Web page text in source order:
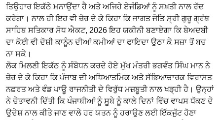
ਤਿਉਹਾਰ ਇਕੱਠੇ ਮਨਾਉਂਦਾ ਹੈ ਅਤੇ ਅਜਿਹੇ ਏਜੰਡਿਆਂ ਨੂੰ ਸਖ਼ਤੀ ਨਾਲ ਰੱਦ
ਕਰੇਗਾ। ਨਾਲ ਹੀ ਇਹ ਵੀ ਜ਼ੋਰ ਦੇ ਕੇ ਕਿਹਾ ਕਿ ਜਾਗਤ ਜੋਤਿ ਸ੍ਰੀ ਗੁਰੂ ਗ੍ਰੰਥ
ਸਾਹਿਬ ਸਤਿਕਾਰ ਸੋਧ ਐਕਟ, 2026 ਇਹ ਯਕੀਨੀ ਬਣਾਏਗਾ ਕਿ ਬੇਅਦਬੀ
ਦਾ ਕੋਈ ਵੀ ਦੋਸ਼ੀ ਕਾਨੂੰਨ ਦੀਆਂ ਕਮੀਆਂ ਦਾ ਫਾਇਦਾ ਉਠਾ ਕੇ ਸਜ਼ਾ ਤੋਂ ਬਚ
ਨਾ ਸਕੇ।
ਲੋਕ ਮਿਲਣੀ ਇਕੱਠ ਨੂੰ ਸੰਬੋਧਨ ਕਰਦੇ ਹੋਏ ਮੁੱਖ ਮੰਤਰੀ ਭਗਵੰਤ ਸਿੰਘ ਮਾਨ ਨੇ
ਜ਼ੋਰ ਦੇ ਕੇ ਕਿਹਾ ਕਿ ਪੰਜਾਬ ਦੀ ਅਧਿਆਤਮਿਕ ਅਤੇ ਸੱਭਿਆਚਾਰਕ ਵਿਰਾਸਤ
ਨਫ਼ਰਤ ਅਤੇ ਵੰਡ ਪਾਊ ਰਾਜਨੀਤੀ ਦੇ ਵਿਰੁੱਧ ਮਜ਼ਬੂਤੀ ਨਾਲ ਖੜ੍ਹੀ ਹੈ। ਉਨ੍ਹਾਂ
ਨੇ ਚੇਤਾਵਨੀ ਦਿੱਤੀ ਕਿ ਪੰਜਾਬੀਆਂ ਨੂੰ ਸੂਬੇ ਨੂੰ ਕਾਲੇ ਦਿਨਾਂ ਵਿੱਚ ਵਾਪਸ ਧੱਕਣ ਦੇ
ਉਦੇਸ਼ ਨਾਲ ਕੀਤੇ ਜਾਣ ਵਾਲੇ ਹਰ ਯਤਨ ਨੂੰ ਹਰਾਉਣ ਲਈ ਇੱਕਜੁੱਟ ਹੋਣਾ